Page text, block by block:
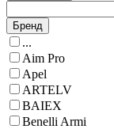
Бренд
...
Aim Pro
Apel
ARTELV
BAIEX
Benelli Armi